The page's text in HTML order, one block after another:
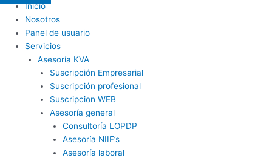
Inicio
Nosotros
Panel de usuario
Servicios
Asesoría KVA
Suscripción Empresarial
Suscripción profesional
Suscripcion WEB
Asesoría general
Consultoría LOPDP
Asesoría NIIF’s
Asesoría laboral